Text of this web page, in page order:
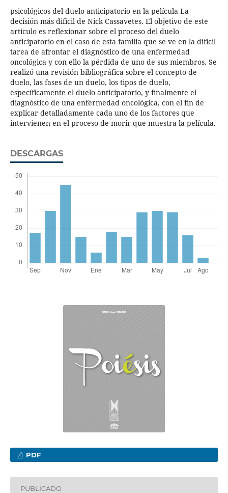
psicológicos del duelo anticipatorio en la película La
decisión más difícil de Nick Cassavetes. El objetivo de este
artículo es reflexionar sobre el proceso del duelo
anticipatorio en el caso de esta familia que se ve en la difícil
tarea de afrontar el diagnóstico de una enfermedad
oncológica y con ello la pérdida de uno de sus miembros. Se
realizó una revisión bibliográfica sobre el concepto de
duelo, las fases de un duelo, los tipos de duelo,
específicamente el duelo anticipatorio, y finalmente el
diagnóstico de una enfermedad oncológica, con el fin de
explicar detalladamente cada uno de los factores que
intervienen en el proceso de morir que muestra la película.
DESCARGAS
PDF
PUBLICADO